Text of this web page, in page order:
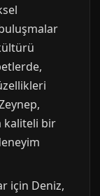
kaliteli bir
için Deniz,